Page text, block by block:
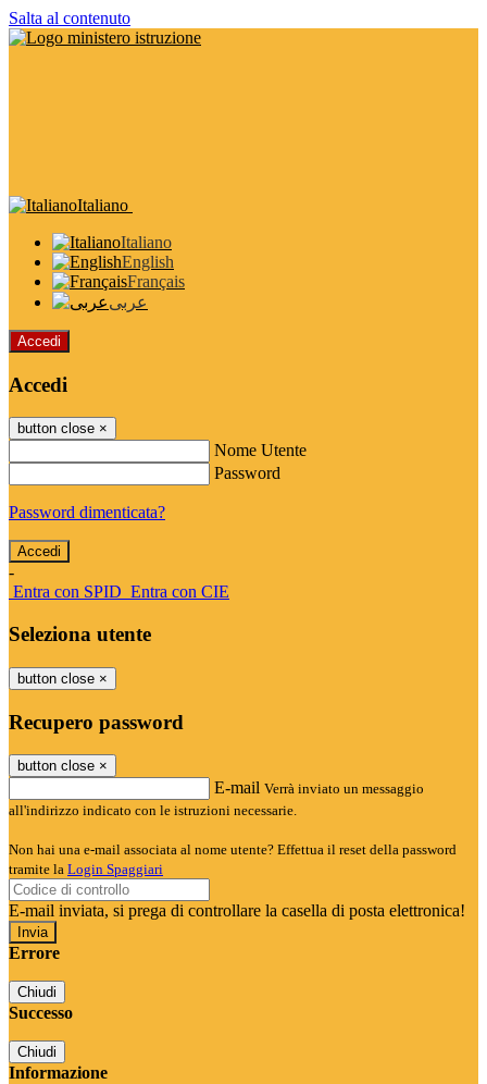
Salta al contenuto
Italiano
Italiano
English
Français
عربى
Accedi
Accedi
button close ×
Nome Utente
Password
Password dimenticata?
-
Entra con SPID Entra con CIE
Seleziona utente
button close ×
Recupero password
button close ×
E-mail Verrà inviato un messaggio
all'indirizzo indicato con le istruzioni necessarie.
Non hai una e-mail associata al nome utente? Effettua il reset della password
tramite la Login Spaggiari
E-mail inviata, si prega di controllare la casella di posta elettronica!
Errore
Chiudi
Successo
Chiudi
Informazione